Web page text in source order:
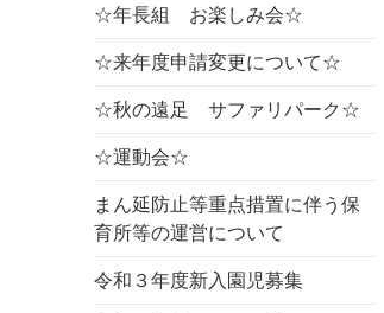
☆年長組 お楽しみ会☆
☆来年度申請変更について☆
☆秋の遠足 サファリパーク☆
☆運動会☆
まん延防止等重点措置に伴う保
育所等の運営について
令和３年度新入園児募集